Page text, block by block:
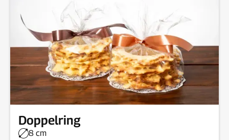
Doppelring
8 cm